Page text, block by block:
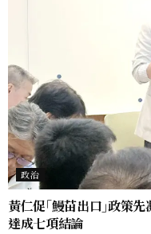
政治
黃仁促｢鰻苗出口｣政策
達成七項結論